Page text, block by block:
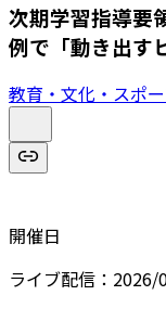
次期学習指導要
例で「動き出す
教育・文化・スポ
開催日
ライブ配信：